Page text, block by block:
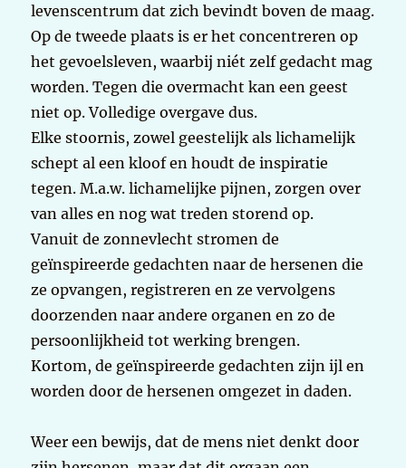
levenscentrum dat zich bevindt boven de maag.
Op de tweede plaats is er het concentreren op
het gevoelsleven, waarbij niét zelf gedacht mag
worden. Tegen die overmacht kan een geest
niet op. Volledige overgave dus.
Elke stoornis, zowel geestelijk als lichamelijk
schept al een kloof en houdt de inspiratie
tegen. M.a.w. lichamelijke pijnen, zorgen over
van alles en nog wat treden storend op.
Vanuit de zonnevlecht stromen de
geïnspireerde gedachten naar de hersenen die
ze opvangen, registreren en ze vervolgens
doorzenden naar andere organen en zo de
persoonlijkheid tot werking brengen.
Kortom, de geïnspireerde gedachten zijn ijl en
worden door de hersenen omgezet in daden.
Weer een bewijs, dat de mens niet denkt door